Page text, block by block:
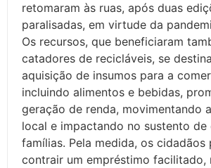
retomaram às ruas, após duas
paralisadas, em virtude da
Os recursos, que beneficiaram
catadores de recicláveis, se
aquisição de insumos para a
incluindo alimentos e bebidas,
geração de renda, movimentando
local e impactando no sustento de
famílias. Pela medida, os cidadãos
contrair um empréstimo facilitado,